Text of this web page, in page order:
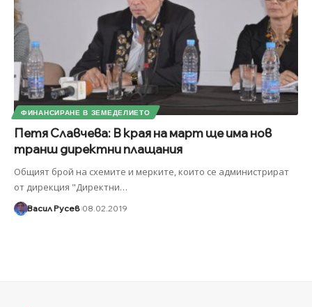
ФИНАНСИРАНЕ В ЗЕМЕДЕЛИЕТО
Петя Славчева: В края на март ще има нов
транш директни плащания
Общият брой на схемите и мерките, които се администрират
от дирекция "Директни…
Васил Русев 08.02.2019